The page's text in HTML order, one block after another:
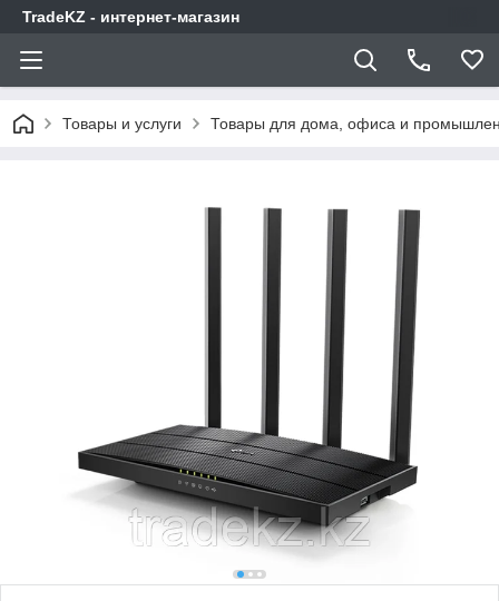
TradeKZ - интернет-магазин
Товары и услуги Товары для дома, офиса и